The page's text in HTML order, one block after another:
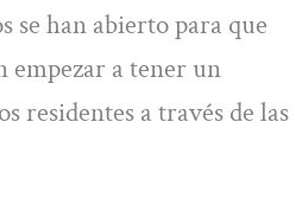
se han abierto para que
empezar a tener un
residentes a través de las